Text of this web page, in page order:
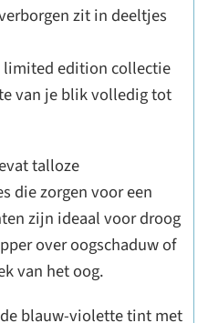
zit in deeltjes
limited edition collectie
van je blik volledig tot
talloze
die zorgen voor een
zijn ideaal voor droog
over oogschaduw of
van het oog.
blauw-violette tint met